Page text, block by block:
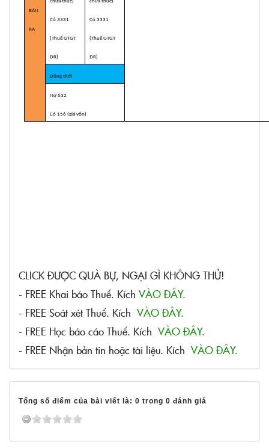
BÁN
RA
Có 3331
(Thuế GTGT
ĐR)
Có 3331
(Thuế GTGT
ĐR)
Đồng thời
Nợ 632
Có 156 (giá vốn)
CLICK ĐƯỢC QUÀ BỰ, NGẠI GÌ KHÔNG THỬ!
- FREE Khai báo Thuế. Kích VÀO ĐÂY.
- FREE Soát xét Thuế. Kích VÀO ĐÂY.
- FREE Học báo cáo Thuế. Kích VÀO ĐÂY.
- FREE Nhận bản tin hoặc tài liệu. Kích VÀO ĐÂY.
Tổng số điểm của bài viết là: 0 trong 0 đánh giá